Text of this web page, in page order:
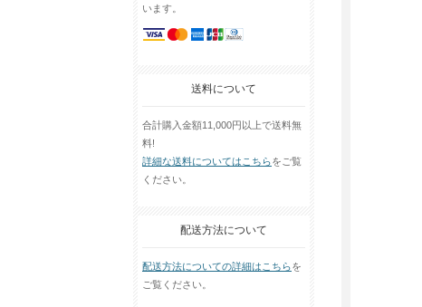
います。
送料について
合計購入金額11,000円以上で送料無
料!
詳細な送料についてはこちらをご覧
ください。
配送方法について
配送方法についての詳細はこちらを
ご覧ください。